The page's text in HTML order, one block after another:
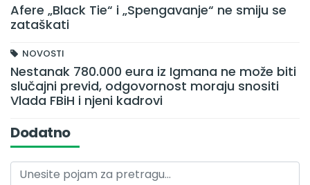
Afere „Black Tie“ i „Spengavanje“ ne smiju se
zataškati
NOVOSTI
Nestanak 780.000 eura iz Igmana ne može biti
slučajni previd, odgovornost moraju snositi
Vlada FBiH i njeni kadrovi
Dodatno